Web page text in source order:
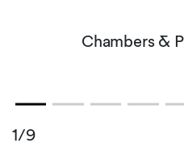
Chambers &
1/9